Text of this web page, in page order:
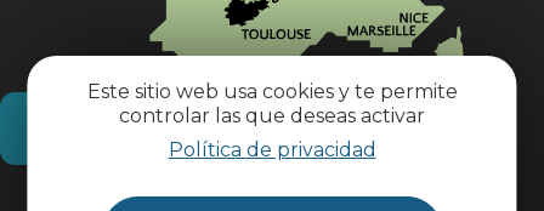
Este sitio web usa cookies y te permite
controlar las que deseas activar
Política de privacidad
¿Cómo llegar?